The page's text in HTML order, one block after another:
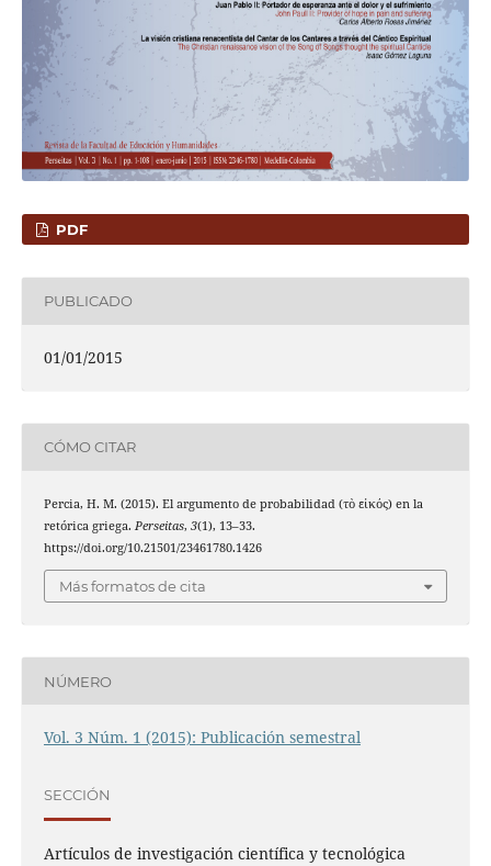
PDF
PUBLICADO
01/01/2015
CÓMO CITAR
Percia, H. M. (2015). El argumento de probabilidad (τὸ εἰκός) en la
retórica griega. Perseitas, 3(1), 13–33.
https://doi.org/10.21501/23461780.1426
Más formatos de cita
NÚMERO
Vol. 3 Núm. 1 (2015): Publicación semestral
SECCIÓN
Artículos de investigación científica y tecnológica